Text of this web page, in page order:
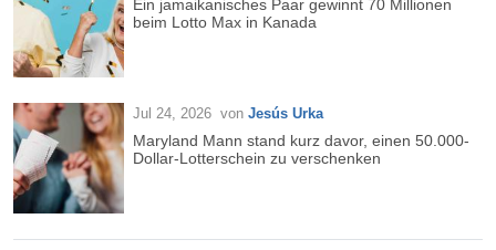
Ein jamaikanisches Paar gewinnt 70 Millionen
beim Lotto Max in Kanada
Jul 24, 2026 von Jesús Urka
Maryland Mann stand kurz davor, einen 50.000-
Dollar-Lotterschein zu verschenken